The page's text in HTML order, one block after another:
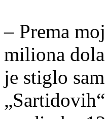
– Prema
miliona
je stiglo